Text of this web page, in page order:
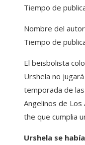
Tiempo de
Nombre del autor
Tiempo de
El beisbolista
Urshela no
temporada de
Angelinos de Los
the que cumplia
Urshela se